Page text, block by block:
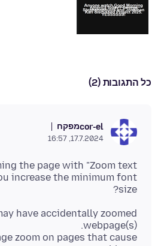
כל התגובות (2)
cor-elמפקח
17.7.2024, 16:57
the page with "Zoom text
increase the minimum font
size?
have accidentally zoomed
zoom on pages that cause